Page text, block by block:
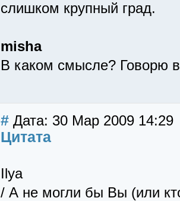
слишком крупный град.
misha
В каком смысле? Говорю
# Дата: 30 Мар 2009 14:29
Цитата
Ilya
/ А не могли бы Вы (или